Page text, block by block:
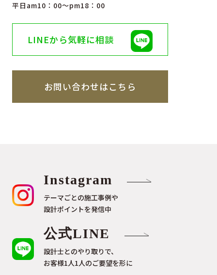
平日am10：00〜pm18：00
LINEから気軽に相談
お問い合わせはこちら
Instagram
テーマごとの施工事例や
設計ポイントを発信中
公式LINE
設計士とのやり取りで、
お客様1人1人のご要望を形に